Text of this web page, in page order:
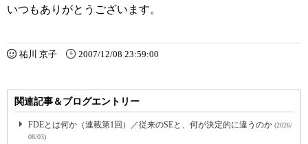
いつもありがとうございます。
祐川 京子 2007/12/08 23:59:00
関連記事＆ブログエントリー
FDEとは何か（連載第1回）／従来のSEと、何が決定的に違うのか (2026/
08/03)